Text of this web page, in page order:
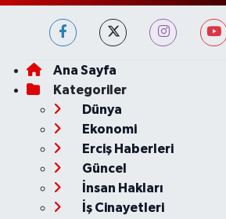
Ana Sayfa
Kategoriler
Dünya
Ekonomi
Erciş Haberleri
Güncel
İnsan Hakları
İş Cinayetleri